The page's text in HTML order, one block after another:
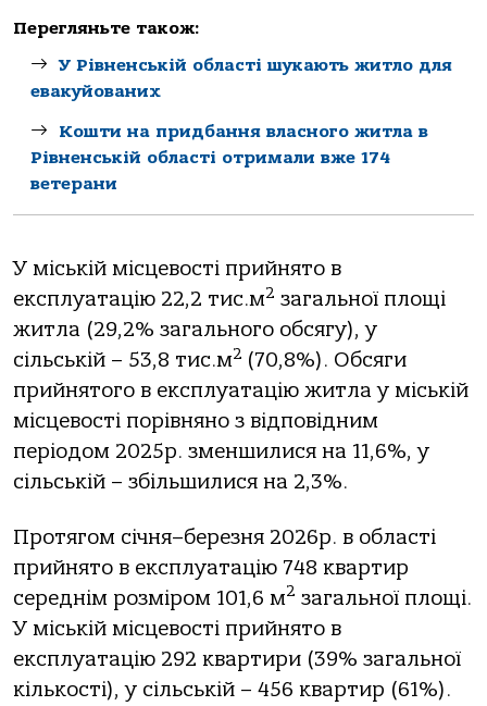
Перегляньте також:
У Рівненській області шукають житло для
евакуйованих
Кошти на придбання власного житла в
Рівненській області отримали вже 174
ветерани
У міській місцевості прийнято в
експлуатацію 22,2 тис.м2 загальної площі
житла (29,2% загального обсягу), у
сільській – 53,8 тис.м2 (70,8%). Обсяги
прийнятого в експлуатацію житла у міській
місцевості порівняно з відповідним
періодом 2025р. зменшилися на 11,6%, у
сільській – збільшилися на 2,3%.
Протягом січня–березня 2026р. в області
прийнято в експлуатацію 748 квартир
середнім розміром 101,6 м2 загальної площі.
У міській місцевості прийнято в
експлуатацію 292 квартири (39% загальної
кількості), у сільській – 456 квартир (61%).